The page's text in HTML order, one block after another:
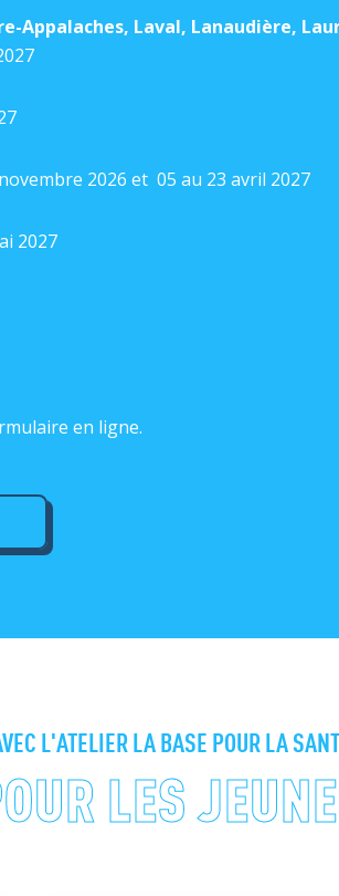
Appalaches, Laval, Lanaudière,
7
7
novembre 2026 et 05 au 23 avril 2027
2027
en ligne.
L'ATELIER LA BASE POUR LA
LES